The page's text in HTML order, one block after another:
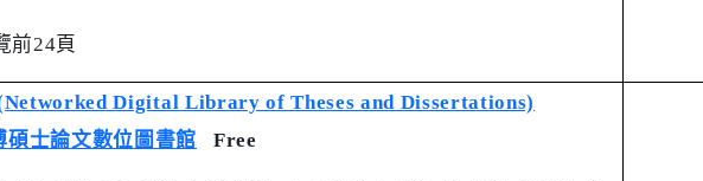
前24頁
Digital Library of Theses and Dissertations)
碩士論文數位圖書館 Free